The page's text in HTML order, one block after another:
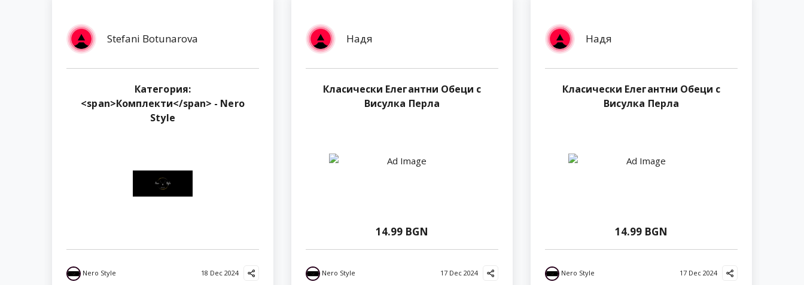
Stefani Botunarova
Категория:
<span>Комплекти</span> - Nero
Style
Nero Style 18 Dec 2024
Надя
Класически Елегантни Обеци с
Висулка Перла
14.99 BGN
Nero Style 17 Dec 2024
Надя
Класически Елегантни Обеци с
Висулка Перла
14.99 BGN
Nero Style 17 Dec 2024